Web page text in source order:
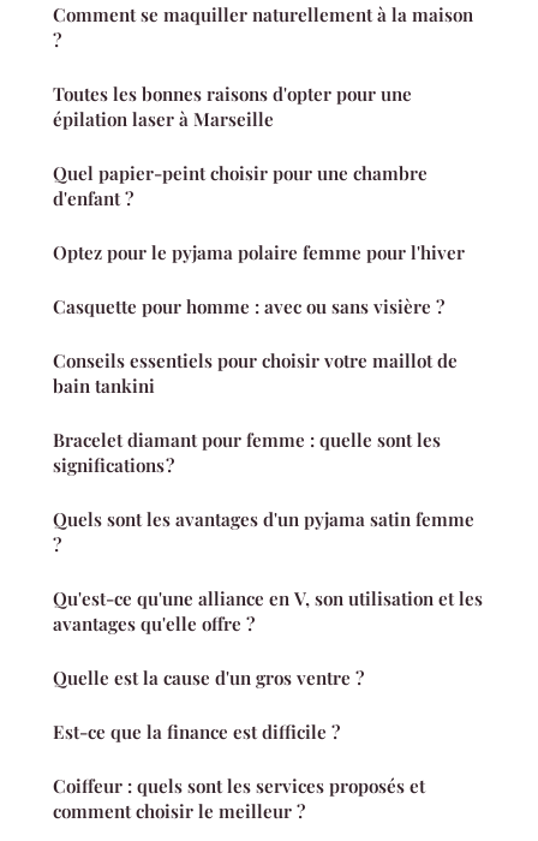
Comment se maquiller naturellement à la maison
?
Toutes les bonnes raisons d'opter pour une
épilation laser à Marseille
Quel papier-peint choisir pour une chambre
d'enfant ?
Optez pour le pyjama polaire femme pour l'hiver
Casquette pour homme : avec ou sans visière ?
Conseils essentiels pour choisir votre maillot de
bain tankini
Bracelet diamant pour femme : quelle sont les
significations ?
Quels sont les avantages d'un pyjama satin femme
?
Qu'est-ce qu'une alliance en V, son utilisation et les
avantages qu'elle offre ?
Quelle est la cause d'un gros ventre ?
Est-ce que la finance est difficile ?
Coiffeur : quels sont les services proposés et
comment choisir le meilleur ?